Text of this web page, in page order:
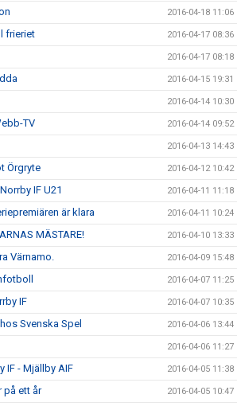
2016-04-18 11:06
frieriet 2016-04-17 08:36
2016-04-17 08:18
2016-04-15 19:31
2016-04-14 10:30
TV 2016-04-14 09:52
2016-04-13 14:43
Örgryte 2016-04-12 10:42
IF U21 2016-04-11 11:18
är klara 2016-04-11 10:24
MÄSTARE! 2016-04-10 13:33
Värnamo. 2016-04-09 15:48
2016-04-07 11:25
IF 2016-04-07 10:35
Svenska Spel 2016-04-06 13:44
2016-04-06 11:27
IF - Mjällby AIF 2016-04-05 11:38
på ett år 2016-04-05 10:47